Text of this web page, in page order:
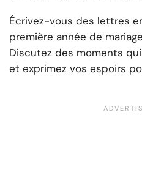
Écrivez-vous des lettres
première année de
Discutez des moments
et exprimez vos espoirs